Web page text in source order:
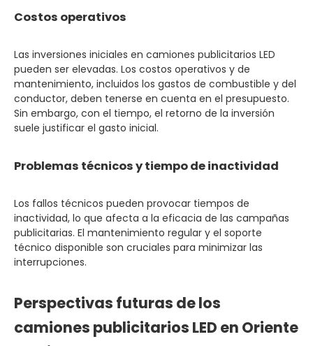
Costos operativos
Las inversiones iniciales en camiones publicitarios LED
pueden ser elevadas. Los costos operativos y de
mantenimiento, incluidos los gastos de combustible y del
conductor, deben tenerse en cuenta en el presupuesto.
Sin embargo, con el tiempo, el retorno de la inversión
suele justificar el gasto inicial.
Problemas técnicos y tiempo de inactividad
Los fallos técnicos pueden provocar tiempos de
inactividad, lo que afecta a la eficacia de las campañas
publicitarias. El mantenimiento regular y el soporte
técnico disponible son cruciales para minimizar las
interrupciones.
Perspectivas futuras de los
camiones publicitarios LED en Oriente